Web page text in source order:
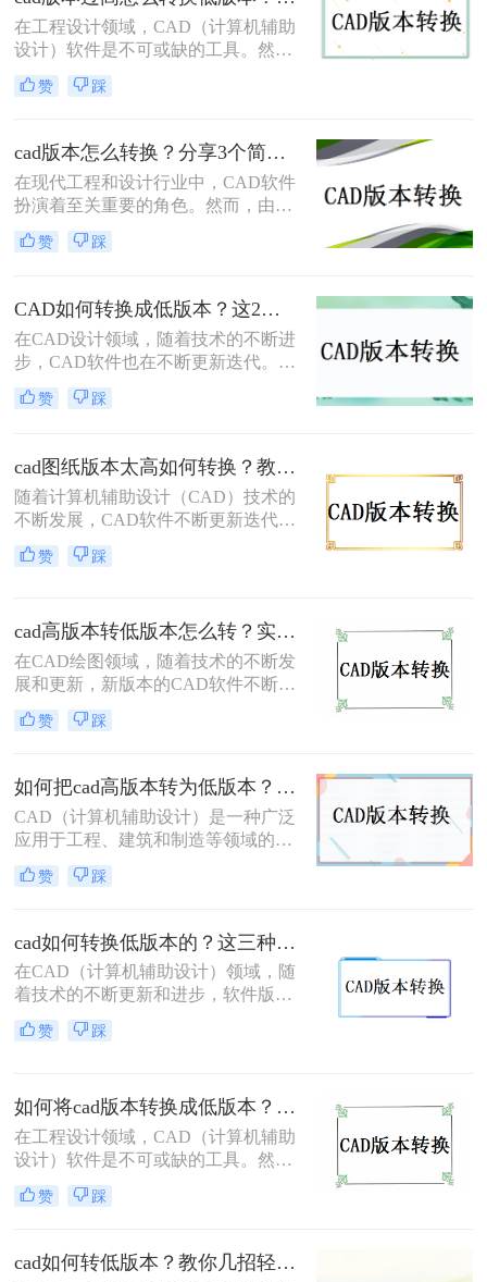
具体要怎么#other#呢？下面就一起来
了解一下吧。
在工程设计领域，CAD（计算机辅助
设计）软件是不可或缺的工具。然
而，随着技术的不断进步，CAD软件
也在不断更新换代。有时，我们可能
打开或编辑文件的情况，这时就需要
将高版本的CAD文件转换为低版本。
那么CAD版本过高怎么转换低版本
呢？本文将介绍几种常见的CAD版本
转换方法，帮助您轻松应对这一问
题。
赞 踩
cad版本怎么转换？分享3个简单方法，轻松无损转换！
在现代工程和设计行业中，CAD软件
扮演着至关重要的角色。然而，由于
不同的CAD软件使用不同的文件格
式，将文件从一个CAD版本转换到另
的是，我们有几种方法可以轻松地完
成这个转换过程，并确保文件在不同
的CAD软件中无缝地运行。那么CAD
版本怎么转换呢？在本文中，我们将
介绍三种最常用的CAD版本转换方
法，以帮助您更好地处理CAD文件。
赞 踩
CAD如何转换成低版本？这2个方法一定要学会！
在CAD设计领域，随着技术的不断进
步，CAD软件也在不断更新迭代。然
而，在实际工作中，我们经常会遇到
需要在不同版本的CAD软件之间转换
备或系统上，只能运行低版本的CAD
软件。因此，将高版本的CAD文件转
换成低版本成为了一个常见的需求。
本文将详细介绍CAD如何转换成低版
本，帮助您轻松应对这一挑战。
赞 踩
cad图纸版本太高如何转换？教你三个小妙招轻松搞定！
随着计算机辅助设计（CAD）技术的
不断发展，CAD软件不断更新迭代，
每个新版本都带来了更强大的功能和
更高的工作效率。然而，这也导致了
件中打开或编辑时，就会遇到版本不
兼容的问题。那么，cad图纸版本太高
如何转换呢？本文将为您介绍几种实
赞 踩
cad高版本转低版本怎么转？实用的版本转换方法来了！
在CAD绘图领域，随着技术的不断发
展和更新，新版本的CAD软件不断涌
现，它们带来了更为丰富的功能和更
高的绘图效率。然而，在实际工作
高版本的CAD文件转换为低版本，以
便在旧版本的CAD软件中打开和编
辑。那么CAD高版本转低版本怎么转
呢？本文将详细介绍CAD高版本转低
版本的转换方法，帮助您轻松应对这
一需求。
赞 踩
如何把cad高版本转为低版本？学会这两个方法就够了！
CAD（计算机辅助设计）是一种广泛
应用于工程、建筑和制造等领域的设
计软件。在使用CAD软件时，有时候
我们需要将高版本的CAD文件转换为
本CAD软件的人进行共享和协作。那
么如何把CAD高版本转为低版本呢？
本文将介绍两种简单的方法，帮助你
将CAD高版本文件转为低版本文件。
赞 踩
cad如何转换低版本的？这三种办法帮你轻松解决！
在CAD（计算机辅助设计）领域，随
着技术的不断更新和进步，软件版本
也日新月异。但在实际应用中，有时
我们需要将高版本的CAD文件转换为
的呢？下面将为您介绍三种实用的方
法，帮助您轻松实现CAD文件的低版
本转换。
赞 踩
如何将cad版本转换成低版本？试试这三种方法吧！
在工程设计领域，CAD（计算机辅助
设计）软件是不可或缺的工具。然
而，随着技术的不断进步，CAD软件
版本不断更新，有时我们需要将高版
旧版本的软件或不同的环境中打开和
编辑。那么如何将cad版本转换成低版
赞 踩
cad如何转低版本？教你几招轻松搞定！